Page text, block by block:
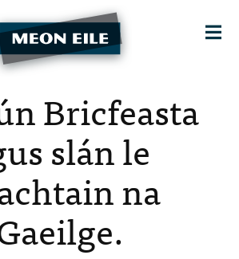
Bricfeasta
slán le
na